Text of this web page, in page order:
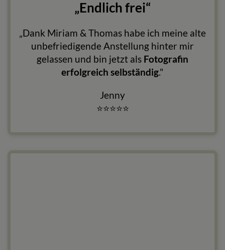
„Endlich frei“
„Dank Miriam & Thomas habe ich meine alte
unbefriedigende Anstellung hinter mir
gelassen und bin jetzt als Fotografin
erfolgreich selbständig."
Jenny
⭐⭐⭐⭐⭐